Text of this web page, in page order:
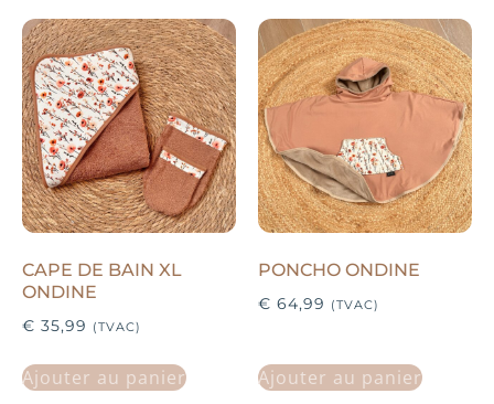
CAPE DE BAIN XL
ONDINE
€ 35,99 (TVAC)
Ajouter au panier
PONCHO ONDINE
€ 64,99 (TVAC)
Ajouter au panier